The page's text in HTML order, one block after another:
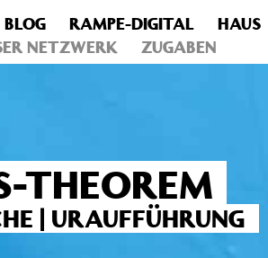
ist seit Version 4.4.0 veraltet!
BLOG RAMPE-DIGITAL HAUS
NETZWERK ZUGABEN
THEOREM
| URAUFFÜHRUNG